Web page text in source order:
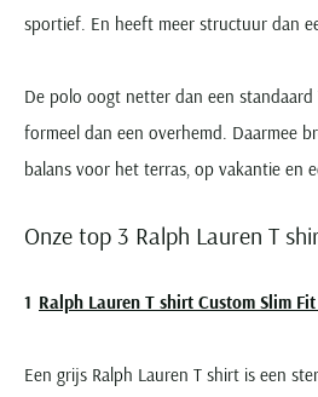
sportief. En heeft meer structuur dan
De polo oogt netter dan een
formeel dan een overhemd. Daarmee
balans voor het terras, op vakantie en
Onze top 3 Ralph Lauren T
Ralph Lauren T shirt Custom Slim
Een grijs Ralph Lauren T shirt is een